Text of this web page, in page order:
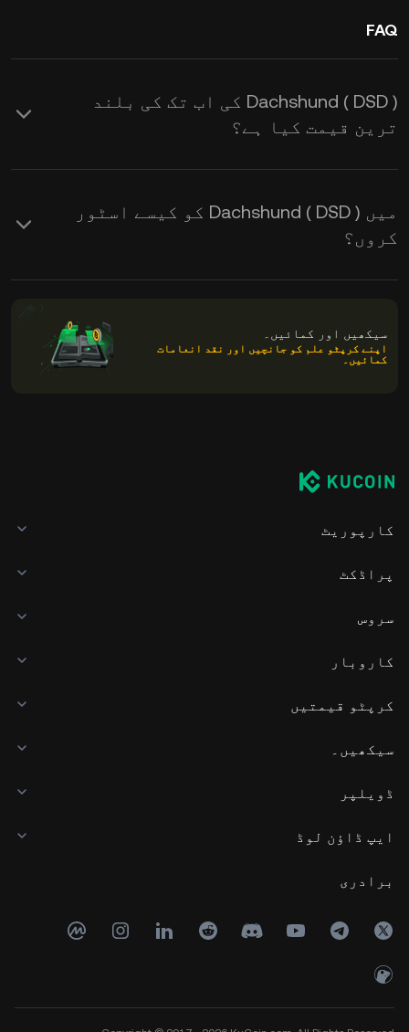
FAQ
Dachshund ( DSD ) کی اب تک کی بلند
ترین قیمت کیا ہے؟
میں Dachshund ( DSD ) کو کیسے اسٹور
کروں؟
سیکھیں اور کمائیں۔
اپنے کرپٹو علم کو جانچیں اور نقد انعامات
کمائیں۔
کارپوریٹ
پراڈکٹ
سروس
کاروبار
کرپٹو قیمتیں
سیکھیں۔
ڈویلپر
ایپ ڈاؤن لوڈ
برادری